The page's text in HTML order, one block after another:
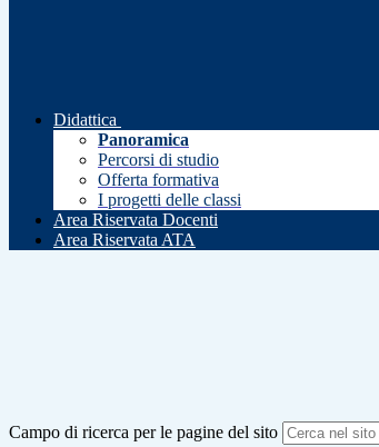
Didattica
Panoramica
Percorsi di studio
Offerta formativa
I progetti delle classi
Area Riservata Docenti
Area Riservata ATA
Campo di ricerca per le pagine del sito